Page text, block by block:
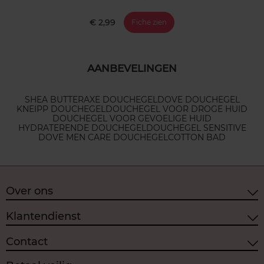
€ 2,99 Fiche zien
AANBEVELINGEN
SHEA BUTTERAXE DOUCHEGELDOVE DOUCHEGEL
KNEIPP DOUCHEGELDOUCHEGEL VOOR DROGE HUID
DOUCHEGEL VOOR GEVOELIGE HUID
HYDRATERENDE DOUCHEGELDOUCHEGEL SENSITIVE
DOVE MEN CARE DOUCHEGELCOTTON BAD
Over ons
Klantendienst
Contact